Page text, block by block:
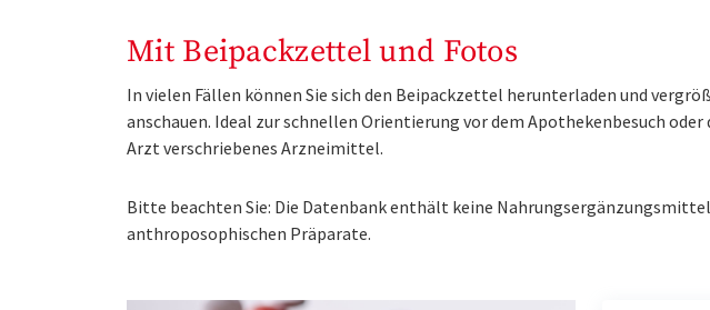
Mit Beipackzettel und Fotos
In vielen Fällen können Sie sich den Beipackzettel herunterladen und
anschauen. Ideal zur schnellen Orientierung vor dem Apothekenbesuch
Arzt verschriebenes Arzneimittel.
Bitte beachten Sie: Die Datenbank enthält keine
anthroposophischen Präparate.